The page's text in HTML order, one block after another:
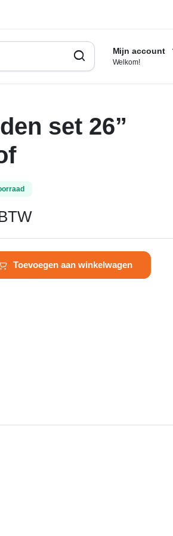
Mijn account
Welkom!
set 26”
Toevoegen aan winkelwagen